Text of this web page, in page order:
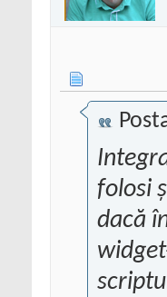
folosi
dacă